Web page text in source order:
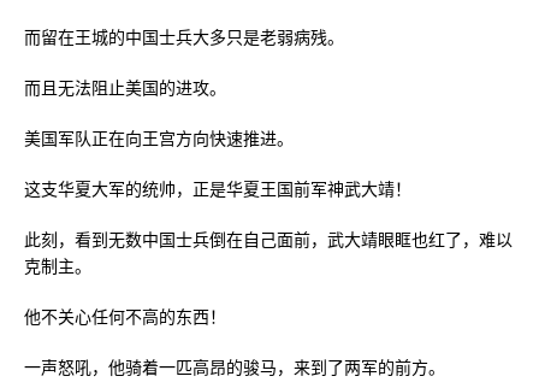
而留在王城的中国士兵大多只是老弱病残。
而且无法阻止美国的进攻。
美国军队正在向王宫方向快速推进。
这支华夏大军的统帅，正是华夏王国前军神武大靖！
此刻，看到无数中国士兵倒在自己面前，武大靖眼眶也红了，难以
克制主。
他不关心任何不高的东西！
一声怒吼，他骑着一匹高昂的骏马，来到了两军的前方。